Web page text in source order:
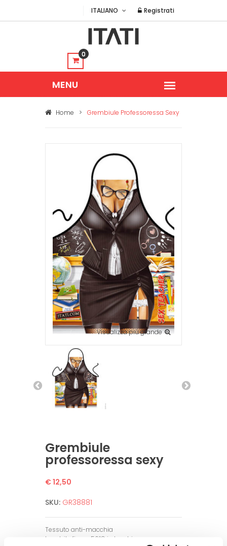
ITALIANO Registrati
0
Home > Grembiule Professoressa Sexy
Visualizza più grande
Grembiule
professoressa sexy
€ 12,50
SKU: GR38881
Tessuto anti-macchia
Lavabile fino a 50°C in lavatrice.